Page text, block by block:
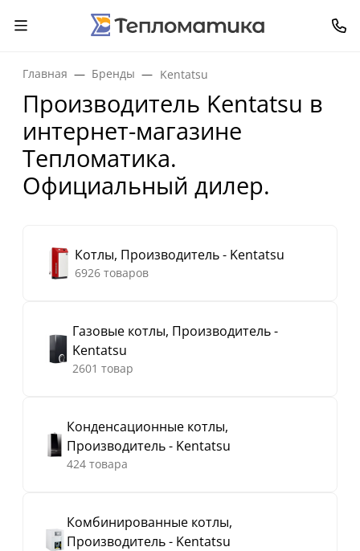
Главная Бренды Kentatsu
Производитель Kentatsu в
интернет-магазине
Тепломатика.
Официальный дилер.
Котлы, Производитель - Kentatsu
6926 товаров
Газовые котлы, Производитель -
Kentatsu
2601 товар
Конденсационные котлы,
Производитель - Kentatsu
424 товара
Комбинированные котлы,
Производитель - Kentatsu